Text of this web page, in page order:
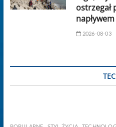
ostrzegał
2026-08-03